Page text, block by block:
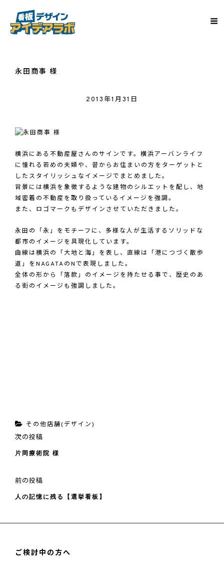
永田商事 様
2013年1月31日
横浜にある不動産屋さんのサインです。横浜アーバンライフ
に憧れる若めの夫婦や、昔からお住まいの方をターゲットと
したスタイリッシュなイメージでまとめました。
背景には横浜を象徴するような建物のシルエットを配し、地
域密着の不動産を取り扱っているイメージを強調。
また、ロゴマークもデザインさせていただきました。
永田の「永」をモチーフに、多様な人が生活するソリッドな
都市のイメージを具現化しています。
曲線は横浜の「大地と海」を表し、直線は「港につづく散歩
道」をNAGATAのNで表現しました。
全体の形から「落款」のイメージを持たせる事で、歴史のあ
る街のイメージも強調しました。
カ
テ
ゴ
ー
その他店舗(デザイン)
投
稿
ナ
ゲ
シ
ン
前
前の投稿
人の記憶に残る【選挙看板】
次
の
次の投稿
片岡療術院 様
ご検討中の方へ